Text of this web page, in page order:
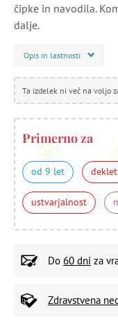
čipke in navodila.
dalje.
Opis in lastnosti
Ta izdelek ni več na voljo
Primerno za
od 9 let
ustvarjalnost
Do 60 dni za
Zdravstvena